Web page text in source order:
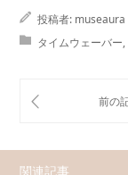
投稿者: museaura
タイムウェーバー,
関連記事